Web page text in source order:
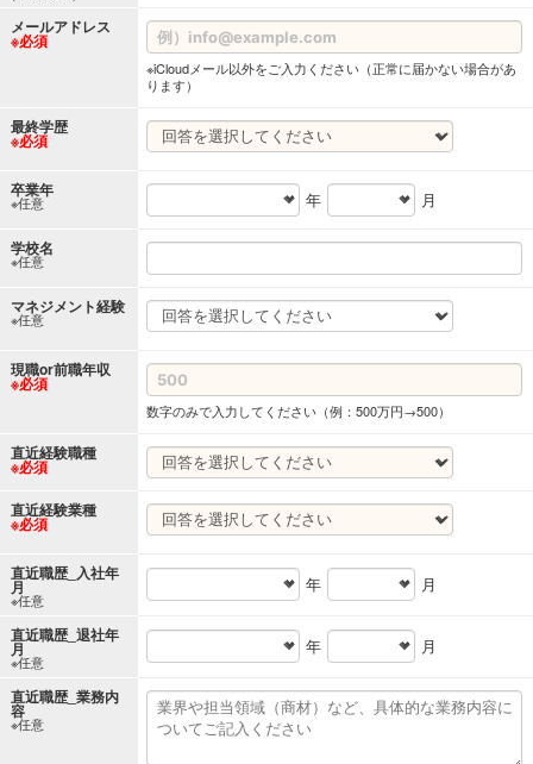
メールアドレス
※必須
※iCloudメール以外をご入力ください（正常に届かない場合があ
ります）
最終学歴
※必須
卒業年
※任意 年 月
学校名
※任意
マネジメント経験
※任意
現職or前職年収
※必須
数字のみで入力してください（例：500万円→500）
直近経験職種
※必須
直近経験業種
※必須
直近職歴_入社年
月
※任意
年 月
直近職歴_退社年
月
※任意
年 月
直近職歴_業務内
容
※任意